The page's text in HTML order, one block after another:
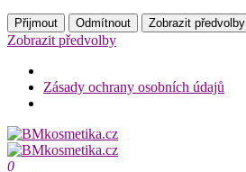
Přijmout Odmítnout Zobrazit předvolby
Zobrazit předvolby
Zásady ochrany osobních údajů
Přeskočit
na
obsah
BMkosmetika.cz
0